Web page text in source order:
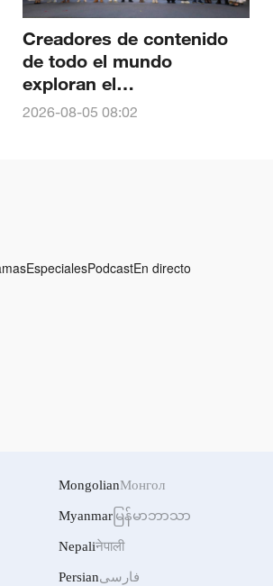
Creadores de contenido
de todo el mundo
exploran el
patrimonio milenario y la
2026-08-05 08:02
EspecialesPodcastEn directo
MongolianМонгол
Myanmar မြန်မာဘာသာ
Nepaliनेपाली
Persianفارسی